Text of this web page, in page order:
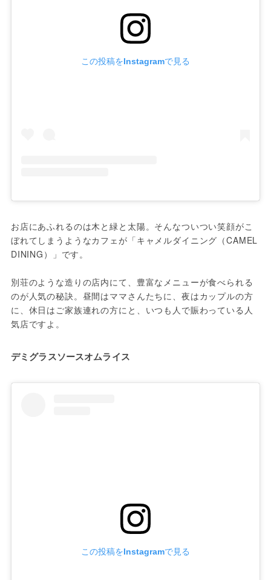
この投稿をInstagramで見る
お店にあふれるのは木と緑と太陽。そんなついつい笑顔がこ
ぼれてしまうようなカフェが「キャメルダイニング（CAMEL
DINING）」です。
別荘のような造りの店内にて、豊富なメニューが食べられる
のが人気の秘訣。昼間はママさんたちに、夜はカップルの方
に、休日はご家族連れの方にと、いつも人で賑わっている人
気店ですよ。
デミグラスソースオムライス
この投稿をInstagramで見る